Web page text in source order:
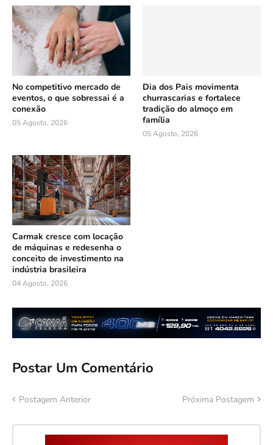
No competitivo mercado de
eventos, o que sobressai é a
conexão
05 Agosto, 2026
Dia dos Pais movimenta
churrascarias e fortalece
tradição do almoço em
família
05 Agosto, 2026
Carmak cresce com locação
de máquinas e redesenha o
conceito de investimento na
indústria brasileira
04 Agosto, 2026
Postar Um Comentário
Postagem Anterior Próxima Postagem